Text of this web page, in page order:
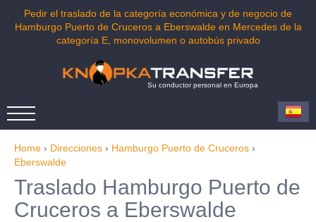
Pedir el traslado de la categoría económica y de negocio de
Hamburgo Puerto de Cruceros a Eberswalde en Mercedes de la
categoría E, monovolumen o autobús privado
Su conductor personal en Europa
Home › Direcciones › Hamburgo Puerto de Cruceros ›
Eberswalde
Traslado Hamburgo Puerto de
Cruceros a Eberswalde